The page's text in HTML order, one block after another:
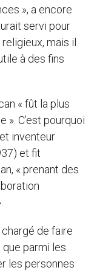
», a encore
servi pour
mais il
à des fins
« fût la plus
C’est pourquoi
inventeur
et fit
« prenant des
de faire
que parmi les
les personnes